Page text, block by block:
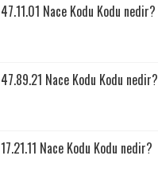
47.11.01 Nace Kodu Kodu nedir?
47.89.21 Nace Kodu Kodu nedir?
17.21.11 Nace Kodu Kodu nedir?